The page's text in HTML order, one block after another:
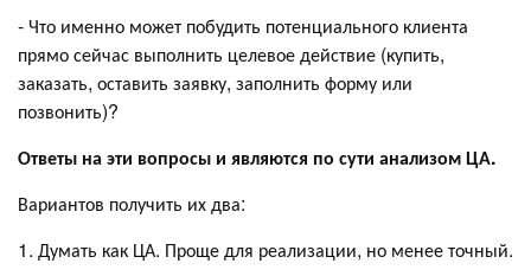
- Что именно может побудить потенциального клиента
прямо сейчас выполнить целевое действие (купить,
заказать, оставить заявку, заполнить форму или
позвонить)?
Ответы на эти вопросы и являются по сути анализом ЦА.
Вариантов получить их два:
1. Думать как ЦА. Проще для реализации, но менее точный.